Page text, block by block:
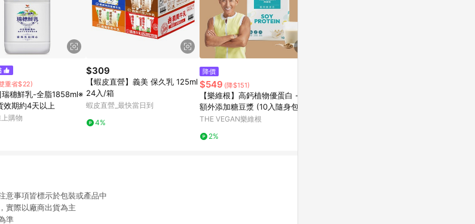
重省$22)
穗鮮乳-全脂1858ml※
效期約4天以上
購物
$309
【蝦皮直營】義美 保久乳 125ml
24入/箱
蝦皮直營_最快當日到
4%
降價
$549 (降$151)
【樂維根】高鈣植物優蛋白 - 無
額外添加糖豆漿 (10入隨身包)
THE VEGAN樂維根
2%
意事項皆標示於包裝或產品中
實際以廠商出貨為主
準